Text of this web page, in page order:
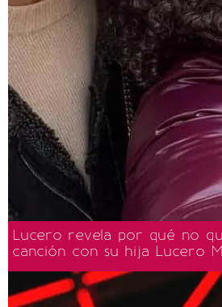
Lucero revela por qué no
canción con su hija Lucero